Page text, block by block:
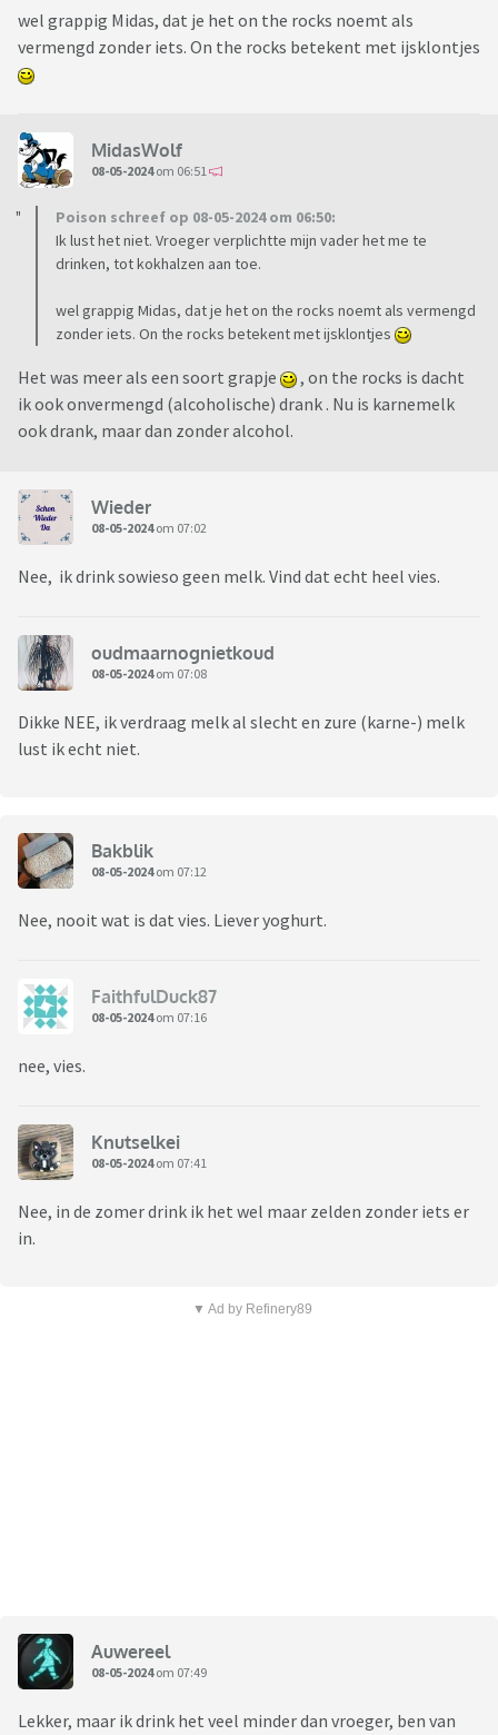
wel grappig Midas, dat je het on the rocks noemt als
vermengd zonder iets. On the rocks betekent met ijsklontjes
MidasWolf
08-05-2024om 06:51
Poison schreef op 08-05-2024 om 06:50:
Ik lust het niet. Vroeger verplichtte mijn vader het me te
drinken, tot kokhalzen aan toe.
wel grappig Midas, dat je het on the rocks noemt als vermengd
zonder iets. On the rocks betekent met ijsklontjes
Het was meer als een soort grapje
, on the rocks is dacht
ik ook onvermengd (alcoholische) drank . Nu is karnemelk
ook drank, maar dan zonder alcohol.
Wieder
08-05-2024om 07:02
Nee, ik drink sowieso geen melk. Vind dat echt heel vies.
oudmaarnognietkoud
08-05-2024om 07:08
Dikke NEE, ik verdraag melk al slecht en zure (karne-) melk
lust ik echt niet.
Bakblik
08-05-2024om 07:12
Nee, nooit wat is dat vies. Liever yoghurt.
FaithfulDuck87
08-05-2024om 07:16
nee, vies.
Knutselkei
08-05-2024om 07:41
Nee, in de zomer drink ik het wel maar zelden zonder iets er
in.
▼ Ad by Refinery89
Auwereel
08-05-2024om 07:49
Lekker, maar ik drink het veel minder dan vroeger, ben van